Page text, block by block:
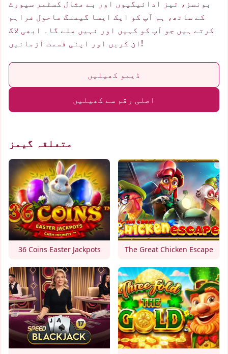
بونسز، تیز ادائیگیوں اور بے مثال کسٹمر سپورٹ
کے ساتھ، ہم آپ کو ایک ایسا گیمنگ ماحول فراہم
کرتے ہیں جو آپ کو کہیں اور نہیں ملے گا۔ ابھی لاگ
ان کریں اور اپنی قسمت آزمائیں!
ڈیمو کھیلیں
اصلی رقم سے کھیلیں
متعلقہ گیمز
36 Coins Easter Jackpots The Great Chicken Escape